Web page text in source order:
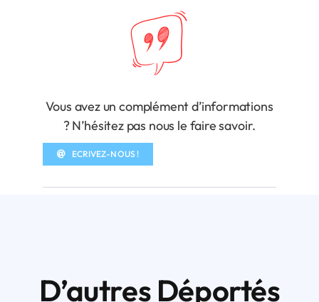
Vous avez un complément d’informations
? N’hésitez pas nous le faire savoir.
ECRIVEZ-NOUS !
D’autres Déportés